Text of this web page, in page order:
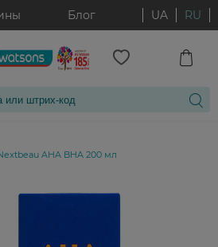
Блог UA RU
AHA BHA 200 мл